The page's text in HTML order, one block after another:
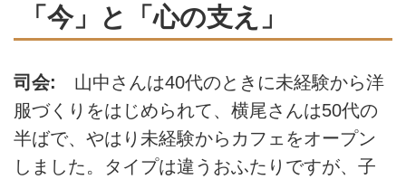
「今」と「心の支え」
司会: 山中さんは40代のときに未経験から洋
服づくりをはじめられて、横尾さんは50代の
半ばで、やはり未経験からカフェをオープン
しました。タイプは違うおふたりですが、子